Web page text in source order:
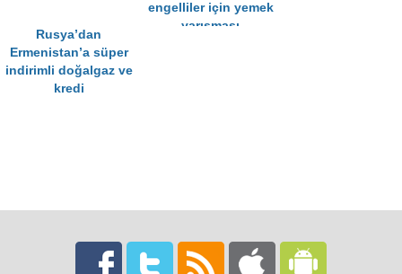
engelliler için yemek
yarışması
Rusya’dan
Ermenistan’a süper
indirimli doğalgaz ve
kredi